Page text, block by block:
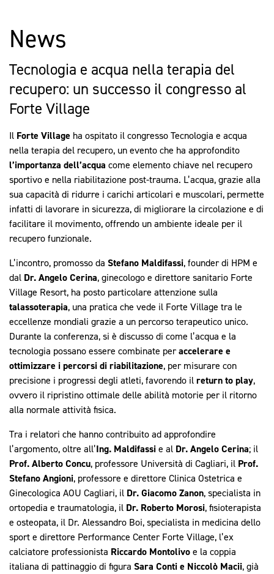
News
Tecnologia e acqua nella terapia del
recupero: un successo il congresso al
Forte Village
Il Forte Village ha ospitato il congresso Tecnologia e acqua
nella terapia del recupero, un evento che ha approfondito
l’importanza dell’acqua come elemento chiave nel recupero
sportivo e nella riabilitazione post-trauma. L’acqua, grazie alla
sua capacità di ridurre i carichi articolari e muscolari, permette
infatti di lavorare in sicurezza, di migliorare la circolazione e di
facilitare il movimento, offrendo un ambiente ideale per il
recupero funzionale.
L’incontro, promosso da Stefano Maldifassi, founder di HPM e
dal Dr. Angelo Cerina, ginecologo e direttore sanitario Forte
Village Resort, ha posto particolare attenzione sulla
talassoterapia, una pratica che vede il Forte Village tra le
eccellenze mondiali grazie a un percorso terapeutico unico.
Durante la conferenza, si è discusso di come l’acqua e la
tecnologia possano essere combinate peraccelerare e
ottimizzare i percorsi di riabilitazione, per misurare con
precisione i progressi degli atleti, favorendo ilreturn to play,
ovvero il ripristino ottimale delle abilità motorie per il ritorno
alla normale attività fisica.
Tra i relatori che hanno contribuito ad approfondire
l’argomento, oltre all’Ing. Maldifassie al Dr. Angelo Cerina; il
Prof. Alberto Concu, professore Università di Cagliari, il Prof.
Stefano Angioni, professore e direttore Clinica Ostetrica e
Ginecologica AOU Cagliari, il Dr. Giacomo Zanon, specialista in
ortopedia e traumatologia, il Dr. Roberto Morosi, fisioterapista
e osteopata, il Dr. Alessandro Boi, specialista in medicina dello
sport e direttore Performance Center Forte Village, l’ex
calciatore professionista Riccardo Montolivoe la coppia
italiana di pattinaggio di figura Sara Conti e Niccolò Macii, già